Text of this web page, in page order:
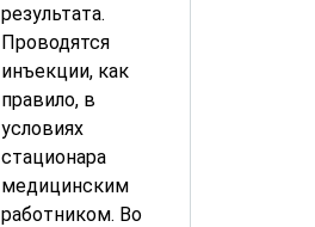
результата.
Проводятся
инъекции, как
правило, в
условиях
стационара
медицинским
работником. Во